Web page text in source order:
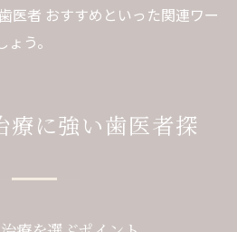
医者 おすすめといった関連ワー
う。
療に強い歯医者探